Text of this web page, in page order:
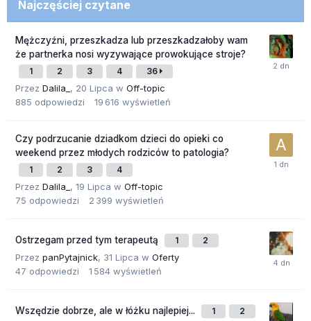
Najczęściej czytane
Mężczyźni, przeszkadza lub przeszkadzałoby wam
że partnerka nosi wyzywające prowokujące stroje?
1 2 3 4 36
Przez Dalila_ , 20 Lipca w Off-topic
885 odpowiedzi 19 616 wyświetleń
Czy podrzucanie dziadkom dzieci do opieki co
weekend przez młodych rodziców to patologia?
1 2 3 4
Przez Dalila_ , 19 Lipca w Off-topic
75 odpowiedzi 2 399 wyświetleń
Ostrzegam przed tym terapeutą 1 2
Przez panPytajnick, 31 Lipca w Oferty
47 odpowiedzi 1 584 wyświetleń
Wszędzie dobrze, ale w łóżku najlepiej... 1 2